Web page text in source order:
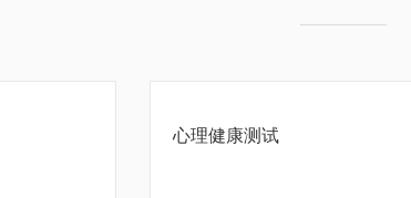
心理健康测试